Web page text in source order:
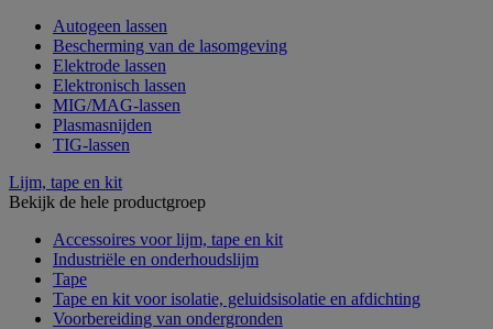
Autogeen lassen
Bescherming van de lasomgeving
Elektrode lassen
Elektronisch lassen
MIG/MAG-lassen
Plasmasnijden
TIG-lassen
Lijm, tape en kit
Bekijk de hele productgroep
Accessoires voor lijm, tape en kit
Industriële en onderhoudslijm
Tape
Tape en kit voor isolatie, geluidsisolatie en afdichting
Voorbereiding van ondergronden